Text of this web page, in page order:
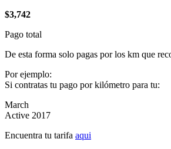
$3,742
Pago total
De esta forma solo pagas por los km que
Por ejemplo:
Si contratas tu pago por kilómetro para tu:
March
Active 2017
Encuentra tu tarifa aqui